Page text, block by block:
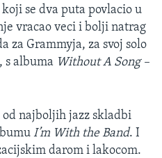
se dva puta povlacio u
vracao veci i bolji natrag
za Grammyja, za svoj solo
s albuma Without A Song –
najboljih jazz skladbi
I’m With the Band. I
darom i lakocom.